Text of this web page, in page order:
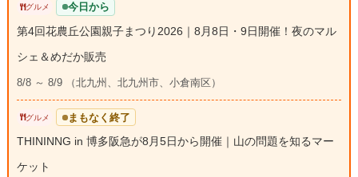
グルメ 今日から
第4回花農丘公園親子まつり2026｜8月8日・9日開催！夜のマル
シェ＆めだか販売
8/8 ～ 8/9 （北九州、北九州市、小倉南区）
グルメ まもなく終了
THININNG in 博多阪急が8月5日から開催｜山の問題を知るマー
ケット